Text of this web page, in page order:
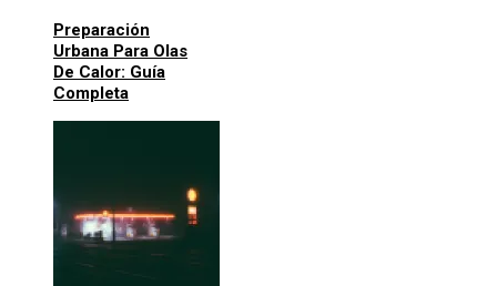
Preparación
Urbana Para Olas
De Calor: Guía
Completa